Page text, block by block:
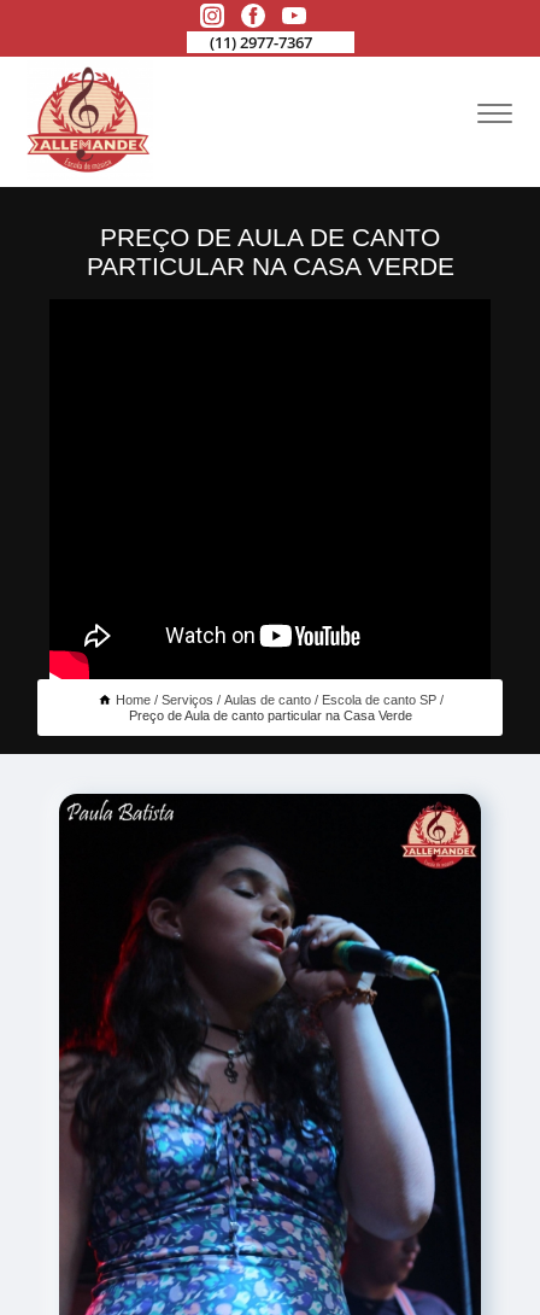
(11) 2977-7367
PREÇO DE AULA DE CANTO
PARTICULAR NA CASA VERDE
Home Serviços Aulas de canto
Escola de canto SP
Preço de Aula de canto particular na Casa Verde